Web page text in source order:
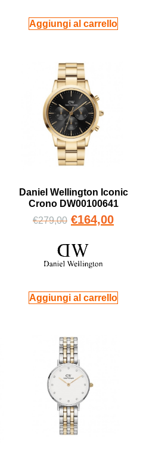
Aggiungi al carrello
Daniel Wellington Iconic
Crono DW00100641
€279,00 €164,00
Aggiungi al carrello